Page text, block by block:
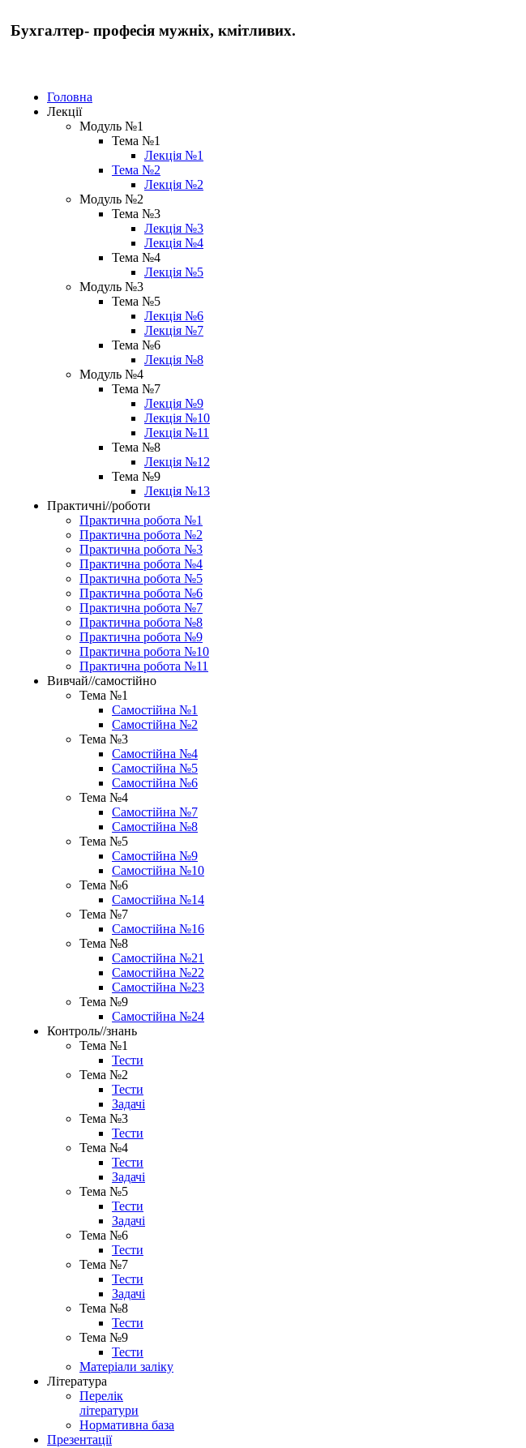
Бухгалтер- професія мужніх, кмітливих.
Головна
Лекції
Модуль №1
Тема №1
Лекція №1
Тема №2
Лекція №2
Модуль №2
Тема №3
Лекція №3
Лекція №4
Тема №4
Лекція №5
Модуль №3
Тема №5
Лекція №6
Лекція №7
Тема №6
Лекція №8
Модуль №4
Тема №7
Лекція №9
Лекція №10
Лекція №11
Тема №8
Лекція №12
Тема №9
Лекція №13
Практичні//роботи
Практична робота №1
Практична робота №2
Практична робота №3
Практична робота №4
Практична робота №5
Практична робота №6
Практична робота №7
Практична робота №8
Практична робота №9
Практична робота №10
Практична робота №11
Вивчай//самостійно
Тема №1
Самостійна №1
Самостійна №2
Тема №3
Самостійна №4
Самостійна №5
Самостійна №6
Тема №4
Самостійна №7
Самостійна №8
Тема №5
Самостійна №9
Самостійна №10
Тема №6
Самостійна №14
Тема №7
Самостійна №16
Тема №8
Самостійна №21
Самостійна №22
Самостійна №23
Тема №9
Самостійна №24
Контроль//знань
Тема №1
Тести
Тема №2
Тести
Задачі
Тема №3
Тести
Тема №4
Тести
Задачі
Тема №5
Тести
Задачі
Тема №6
Тести
Тема №7
Тести
Задачі
Тема №8
Тести
Тема №9
Тести
Матеріали заліку
Література
Перелік
літератури
Нормативна база
Презентації